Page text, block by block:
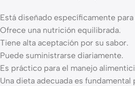
Está diseñado específicamente
Ofrece una nutrición equilibrada.
Tiene alta aceptación por su sabor.
Puede suministrarse diariamente.
Es práctico para el manejo
Una dieta adecuada es fundamental